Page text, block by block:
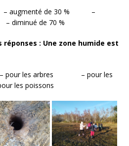
– augmenté de 30 % –
de 70 %
réponses : Une zone humide est
pour les arbres – pour les
poissons